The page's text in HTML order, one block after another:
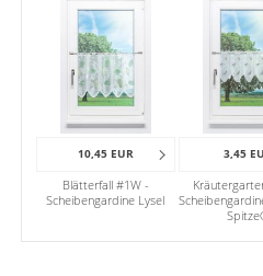
transparente
Behang lediglich blendende
zu einer hellen und
Schlaufenaufhängung, die
horizontaler Ausrichtung
Gardine einfach und schnell
Wohnräume so attraktiv macht.
und harmonisierende
ausgeht, macht sie zu einer
10,45 EUR
Blätterfall #1W -
Scheibengardine Lysel
3,45